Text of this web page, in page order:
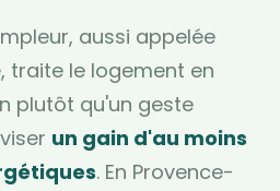
aussi appelée
traite le logement en
plutôt qu'un geste
un gain d'au moins
. En Provence-